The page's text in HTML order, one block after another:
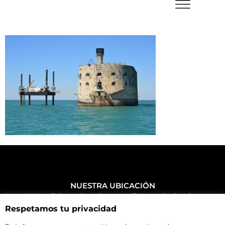
NUESTRA UBICACIÓN
Haz click aquí y mira como llegar a la tienda
CONTACTA CON NOSOTROS
+34 972 500 449
Respetamos tu privacidad